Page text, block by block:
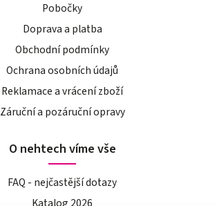
Pobočky
Doprava a platba
Obchodní podmínky
Ochrana osobních údajů
Reklamace a vrácení zboží
Záruční a pozáruční opravy
O nehtech víme vše
FAQ - nejčastější dotazy